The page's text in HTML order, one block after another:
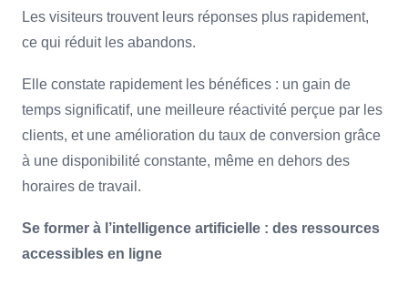
Les visiteurs trouvent leurs réponses plus rapidement,
ce qui réduit les abandons.
Elle constate rapidement les bénéfices : un gain de
temps significatif, une meilleure réactivité perçue par les
clients, et une amélioration du taux de conversion grâce
à une disponibilité constante, même en dehors des
horaires de travail.
Se former à l’intelligence artificielle : des ressources
accessibles en ligne